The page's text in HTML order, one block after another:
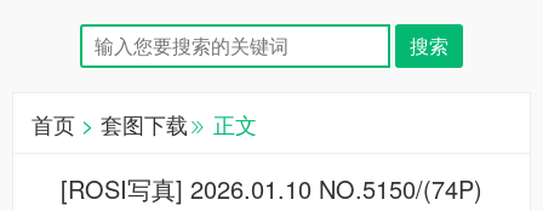
首页 > 套图下载 正文
[ROSI写真] 2026.01.10 NO.5150/(74P)